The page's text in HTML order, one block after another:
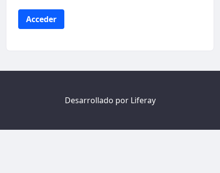
Acceder
Desarrollado por Liferay